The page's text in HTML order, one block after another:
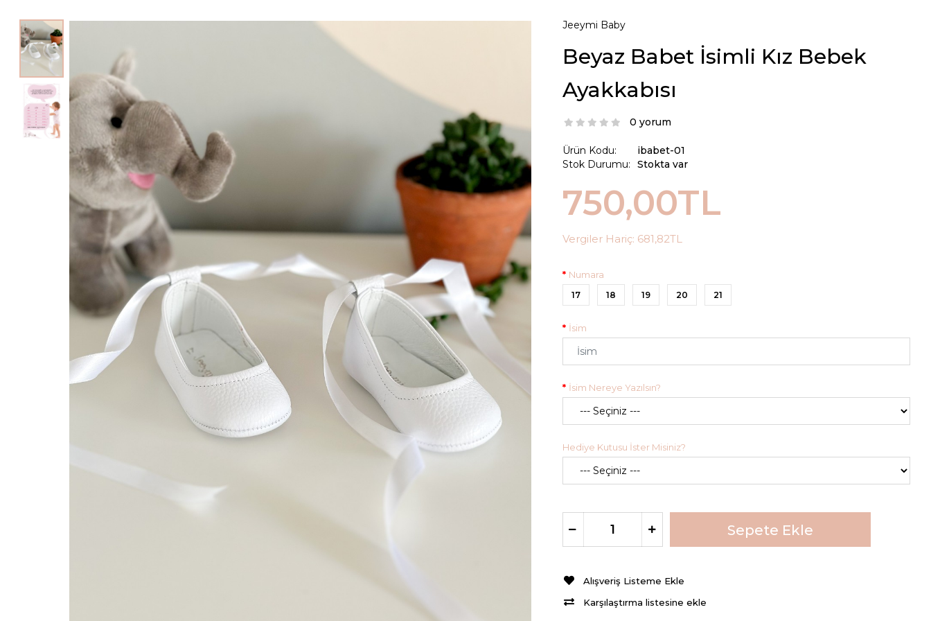
Jeeymi Baby
Beyaz Babet İsimli Kız Bebek
Ayakkabısı
0 yorum
Ürün Kodu:
Stok Durumu:
ibabet-01
Stokta var
750,00TL
Vergiler Hariç: 681,82TL
Numara
17 18 19 20 21
İsim
İsim Nereye Yazılsın?
Hediye Kutusu İster Misiniz?
Alışveriş Listeme Ekle
Karşılaştırma listesine ekle